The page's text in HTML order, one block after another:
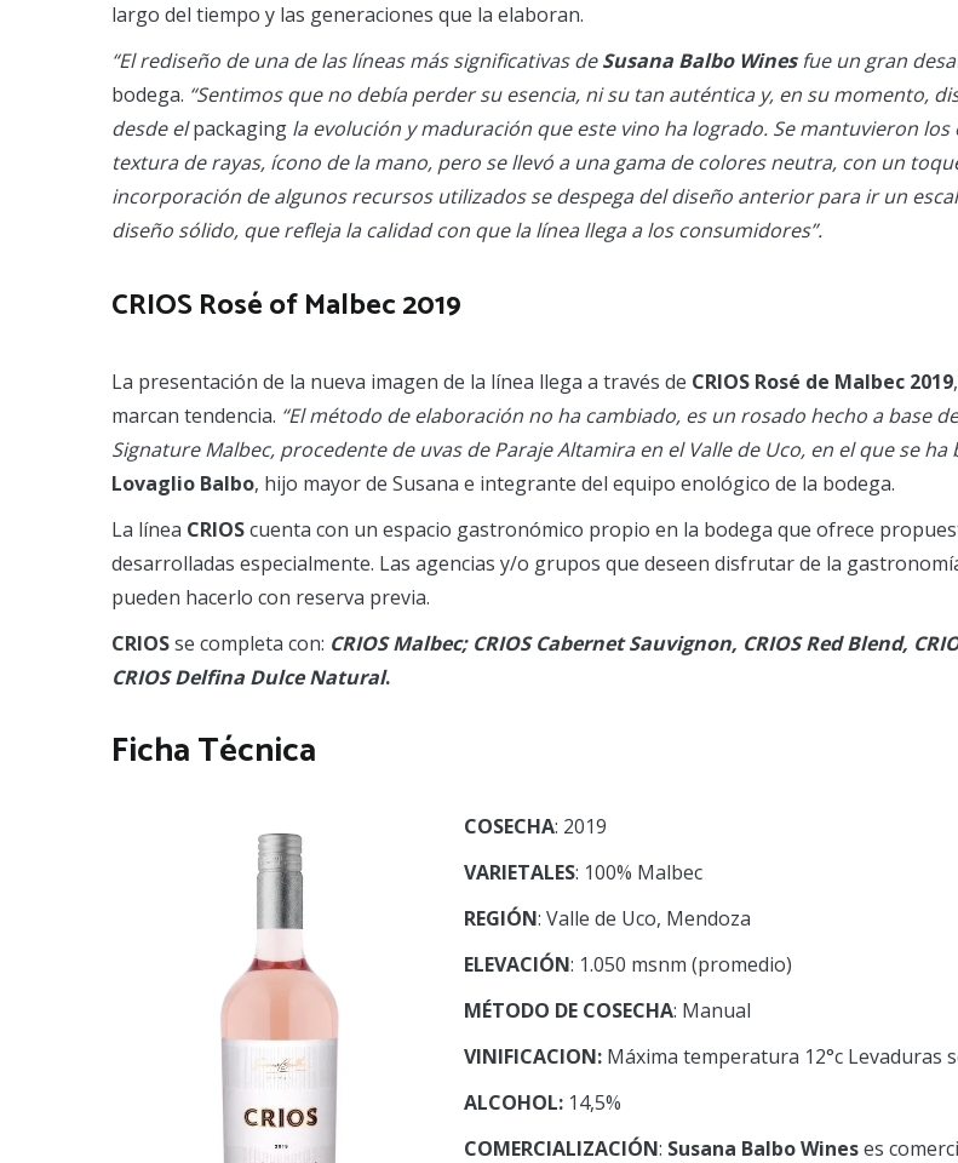
largo del tiempo y las generaciones que la elaboran.
“El rediseño de una de las líneas más significativas deSusana Balbo Winesfue un gran
bodega. “Sentimos que no debía perder su esencia, ni su tan auténtica y, en su momento,
desde elpackaging la evolución y maduración que este vino ha logrado. Se mantuvieron
textura de rayas, ícono de la mano, pero se llevó a una gama de colores neutra, con un
incorporación de algunos recursos utilizados se despega del diseño anterior para ir un
diseño sólido, que refleja la calidad con que la línea llega a los consumidores”.
CRIOS Rosé of Malbec 2019
La presentación de la nueva imagen de la línea llega a través de CRIOS Rosé de Malbec 2019
marcan tendencia. “El método de elaboración no ha cambiado, es un rosado hecho a base
Signature Malbec, procedente de uvas de Paraje Altamira en el Valle de Uco, en el que se
Lovaglio Balbo, hijo mayor de Susana e integrante del equipo enológico de la bodega.
La línea CRIOScuenta con un espacio gastronómico propio en la bodega que ofrece
desarrolladas especialmente. Las agencias y/o grupos que deseen disfrutar de la
pueden hacerlo con reserva previa.
CRIOSse completa con: CRIOS Malbec; CRIOS Cabernet Sauvignon, CRIOS Red Blend,
CRIOS Delfina Dulce Natural.
Ficha Técnica
COSECHA: 2019
VARIETALES: 100% Malbec
REGIÓN: Valle de Uco, Mendoza
ELEVACIÓN: 1.050 msnm (promedio)
MÉTODO DE COSECHA: Manual
VINIFICACION: Máxima temperatura 12°c Levaduras
ALCOHOL: 14,5%
COMERCIALIZACIÓN: Susana Balbo Wineses